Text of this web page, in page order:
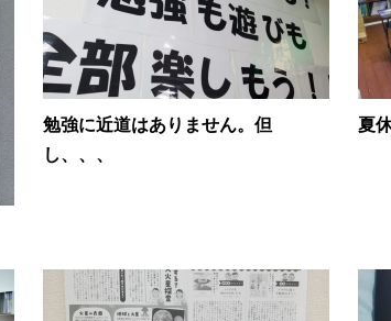
勉強に近道はありません。但
し、、、
夏